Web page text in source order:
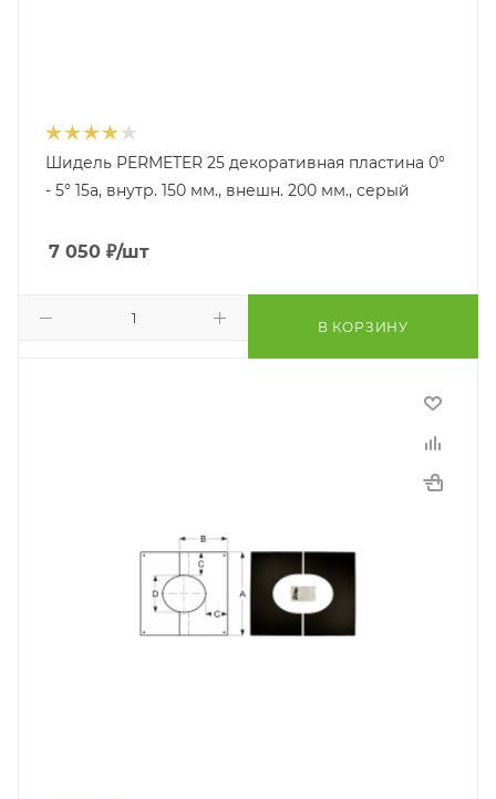
Шидель PERMETER 25 декоративная пластина 0°
- 5° 15a, внутр. 150 мм., внешн. 200 мм., серый
7 050 ₽/шт
В КОРЗИНУ